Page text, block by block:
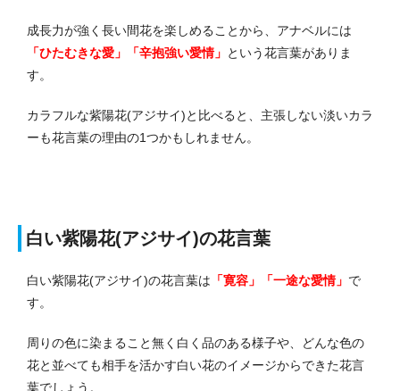
成長力が強く長い間花を楽しめることから、アナベルには
「ひたむきな愛」「辛抱強い愛情」 という花言葉がありま
す。
カラフルな紫陽花(アジサイ)と比べると、主張しない淡いカラ
ーも花言葉の理由の1つかもしれません。
白い紫陽花(アジサイ)の花言葉
白い紫陽花(アジサイ)の花言葉は 「寛容」「一途な愛情」 で
す。
周りの色に染まること無く白く品のある様子や、どんな色の
花と並べても相手を活かす白い花のイメージからできた花言
葉でしょう。